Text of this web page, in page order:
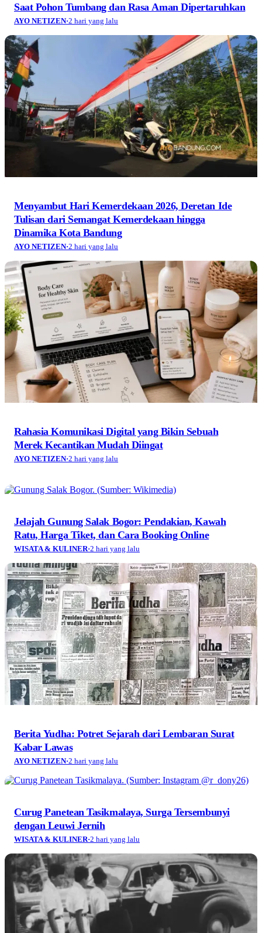
Saat Pohon Tumbang dan Rasa Aman Dipertaruhkan
AYO NETIZEN·2 hari yang lalu
Menyambut Hari Kemerdekaan 2026, Deretan Ide
Tulisan dari Semangat Kemerdekaan hingga
Dinamika Kota Bandung
AYO NETIZEN·2 hari yang lalu
Rahasia Komunikasi Digital yang Bikin Sebuah
Merek Kecantikan Mudah Diingat
AYO NETIZEN·2 hari yang lalu
Jelajah Gunung Salak Bogor: Pendakian, Kawah
Ratu, Harga Tiket, dan Cara Booking Online
WISATA & KULINER·2 hari yang lalu
Berita Yudha: Potret Sejarah dari Lembaran Surat
Kabar Lawas
AYO NETIZEN·2 hari yang lalu
Curug Panetean Tasikmalaya, Surga Tersembunyi
dengan Leuwi Jernih
WISATA & KULINER·2 hari yang lalu